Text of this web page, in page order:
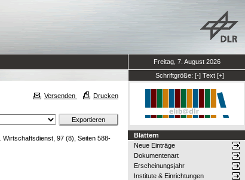
Freitag, 7. August 2026
Schriftgröße: [-] Text [+]
Versenden Drucken
Wirtschaftsdienst, 97 (8), Seiten 588-
Blättern
Neue Einträge
Dokumentenart
Erscheinungsjahr
Institute & Einrichtungen